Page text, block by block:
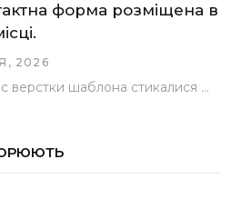
форма розміщена в
2026
Вже кілька разів під час верстки шаблона стикалися з проблемою, коли замість контактної форми, згенерованої…